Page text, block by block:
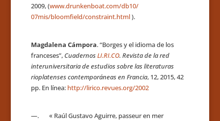
2009,(www.drunkenboat.com/db10/
07mis/bloomfield/constraint.html).
Magdalena Cámpora. “Borges y el idioma de los
franceses”, CuadernosLI.RI.CO. Revista de la red
interuniversitaria de estudios sobre las literaturas
rioplatenses contemporáneas en Francia, 12, 2015, 42
pp. En línea: http://lirico.revues.org/2002
—. « Raúl Gustavo Aguirre, passeur en mer